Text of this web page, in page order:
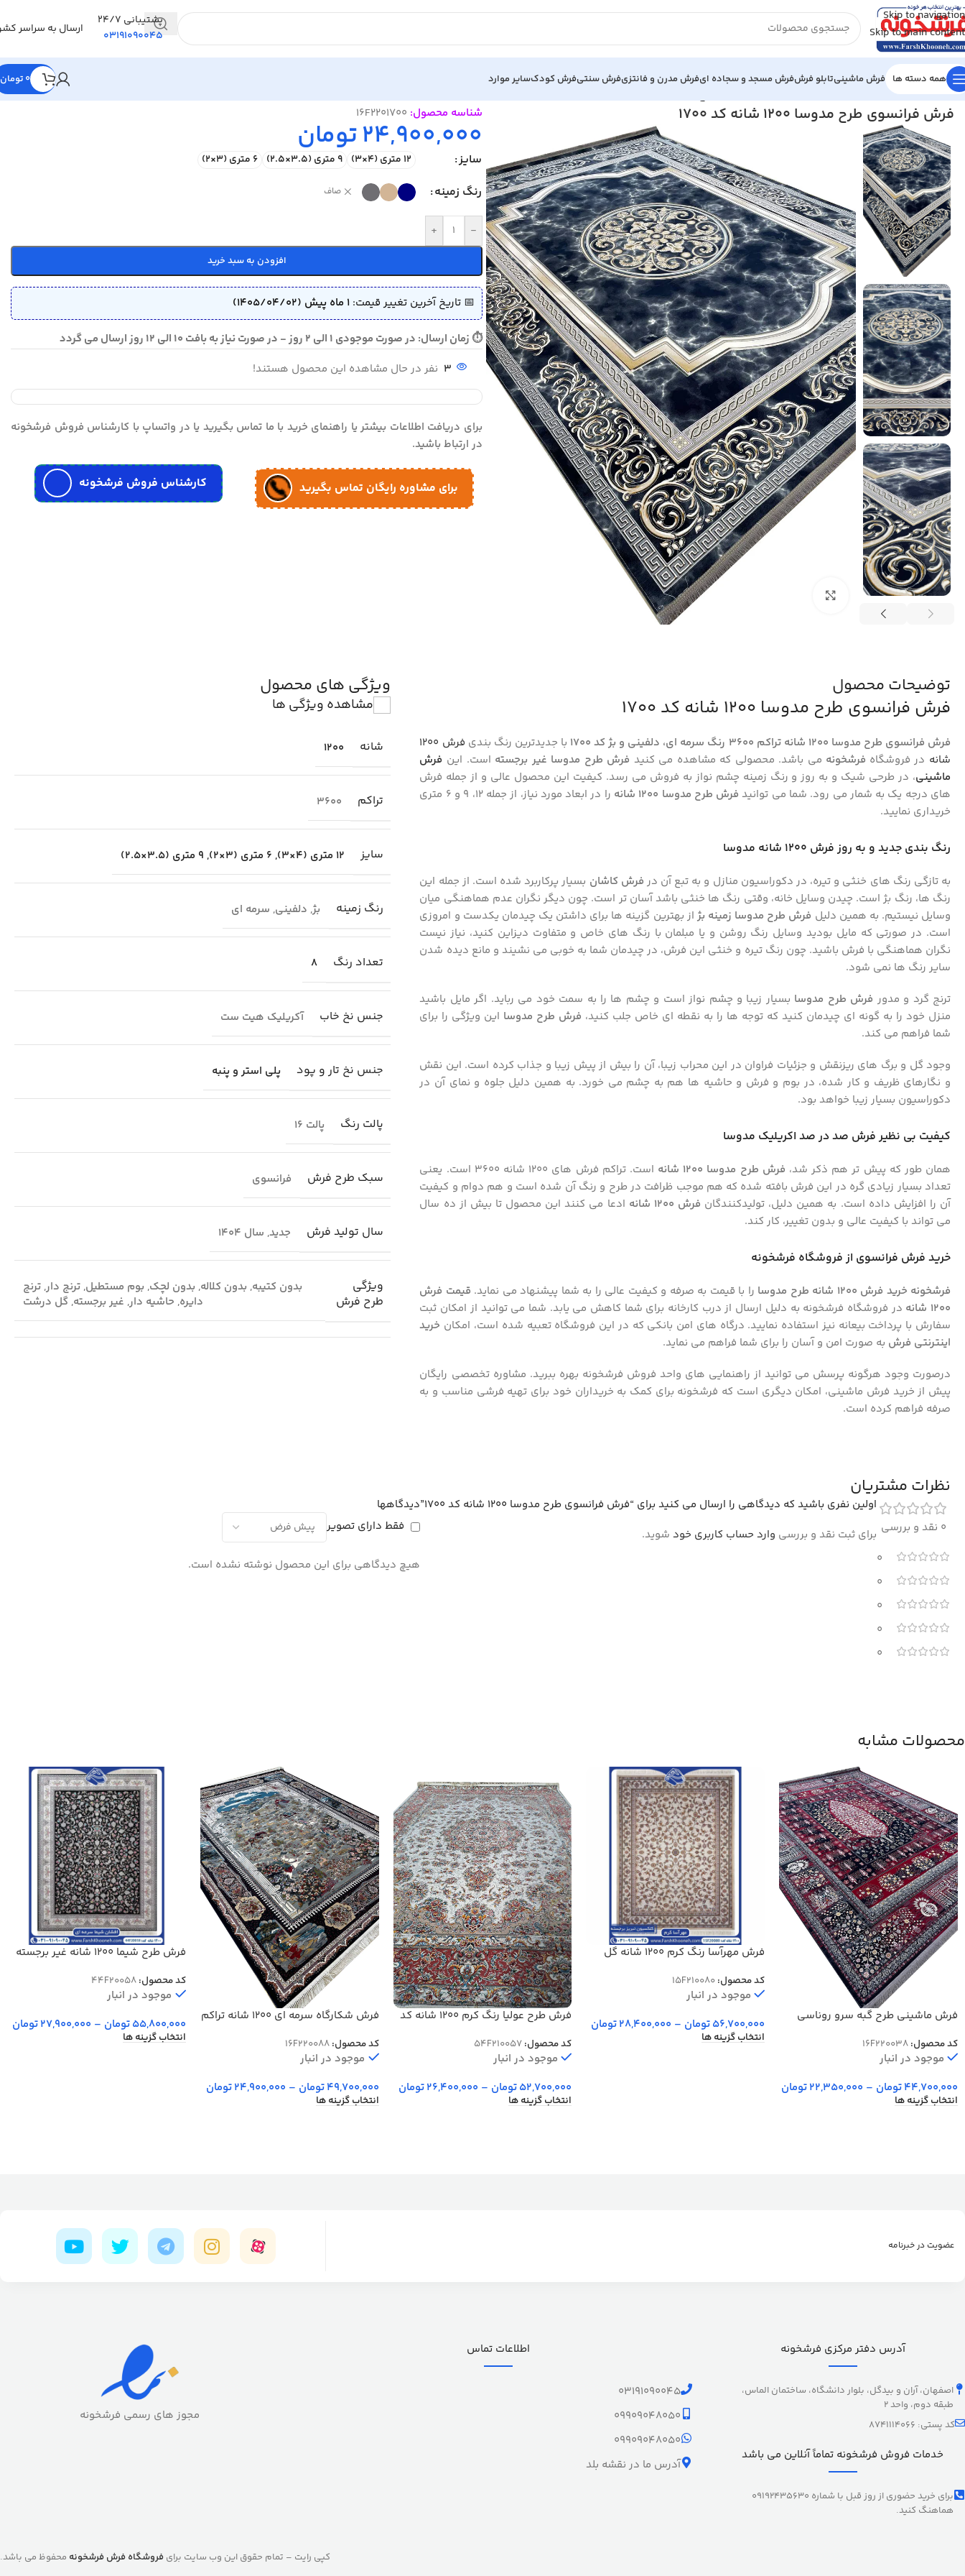
Skip to navigation
Skip to main content
پشتیبانی 24/7
03191090045
ارسال به سراسر
همه دسته ها فرش ماشینیتابلو فرشفرش مسجد و سجاده ایفرش مدرن و فانتزیفرش سنتیفرش کودکسایر موارد 0 تومان
خانه/فرش ماشینی
فرش فرانسوی طرح مدوسا 1200 شانه کد 1700 شناسه محصول: 16F2201700
24,900,000تومان
سایز 12 متری (4×3) 9 متری (3.5×2.5) 6 متری (3×2)
رنگ زمینه صاف
-
+
افزودن به سبد خرید
📅 تاریخ آخرین تغییر قیمت: 1 ماه پیش (1405/04/02)
⏱ زمان ارسال: در صورت موجودی 1 الی 2 روز - در صورت نیاز به بافت 10 الی 12 روز ارسال می گردد
3 نفر در حال مشاهده این محصول هستند!
برای دریافت اطلاعات بیشتر یا راهنمای خرید با ما تماس بگیرید یا در واتساپ با کارشناس فروش فرشخونه
در ارتباط باشید.
برای مشاوره رایگان تماس بگیرید کارشناس فروش فرشخونه
توضیحات محصول
فرش فرانسوی طرح مدوسا 1200 شانه کد 1700
فرش فرانسوی طرح مدوسا 1200 شانه تراکم 3600 رنگ سرمه ای، دلفینی و بژ کد 1700 با جدیدترین رنگ بندی
فرش 1200
شانه در فروشگاه فرشخونه می باشد. محصولی که مشاهده می کنید فرش طرح مدوسا غیر برجسته است. این فرش
ماشینی، در طرحی شیک و به روز و رنگ زمینه چشم نواز به فروش می رسد. کیفیت این محصول عالی و از جمله فرش
های درجه یک به شمار می رود. شما می توانید فرش طرح مدوسا 1200 شانه
را در ابعاد مورد نیاز، از جمله 12، 9 و 6 متری
خریداری نمایید.
رنگ بندی جدید و به روز فرش 1200 شانه مدوسا
به تازگی رنگ های خنثی و تیره، در دکوراسیون منازل و به تبع آن در فرش کاشان بسیار پرکاربرد شده است. از جمله این
رنگ ها، رنگ بژ است. چیدن وسایل خانه، وقتی رنگ ها خنثی باشد آسان تر است. چون دیگر نگران عدم هماهنگی میان
وسایل نیستیم. به همین دلیل فرش طرح مدوسا زمینه بژ از بهترین گزینه ها برای داشتن یک چیدمان یکدست و امروزی
است. در صورتی که مایل بودید وسایل رنگ روشن و یا مبلمان با رنگ های خاص و متفاوت دیزاین کنید، نیاز نیست
نگران هماهنگی با فرش باشید. چون رنگ تیره و خنثی این فرش، در چیدمان شما به خوبی می نشیند و مانع دیده شدن
سایر رنگ ها نمی شود.
ترنج گرد و مدور فرش طرح مدوسا بسیار زیبا و چشم نواز است و چشم ها را به سمت خود می رباید. اگر مایل باشید
منزل خود را به گونه ای چیدمان کنید که توجه ها را به نقطه ای خاص جلب کنید، فرش طرح مدوسا این ویژگی را برای
شما فراهم می کند.
وجود گل و برگ های ریزنقش و جزئیات فراوان در این محراب زیبا، آن را بیش از پیش زیبا و جذاب کرده است. این نقش
و نگارهای ظریف و کار شده، در بوم و فرش و حاشیه ها هم به چشم می خورد. به همین دلیل جلوه و نمای آن در
دکوراسیون بسیار زیبا خواهد بود.
کیفیت بی نظیر فرش صد در صد اکریلیک مدوسا
همان طور که پیش تر هم ذکر شد، فرش طرح مدوسا 1200 شانه
است. تراکم فرش های 1200 شانه 3600 است. یعنی
تعداد بسیار زیادی گره در این فرش بافته شده که هم موجب ظرافت در طرح و رنگ آن شده است و هم دوام و کیفیت
آن را افزایش داده است. به همین دلیل، تولیدکنندگان فرش 1200 شانه
ادعا می کنند این محصول تا بیش از ده سال
می تواند با کیفیت عالی و بدون تغییر، کار کند.
خرید فرش فرانسوی از فروشگاه فرشخونه
فرشخونه خرید فرش 1200 شانه طرح مدوسا را با قیمت به صرفه و کیفیت عالی را به شما پیشنهاد می نماید. قیمت فرش
1200 شانه
در فروشگاه فرشخونه به دلیل ارسال از درب کارخانه برای شما کاهش می یابد. شما می توانید از امکان ثبت
سفارش با پرداخت بیعانه نیز استفاده نمایید. درگاه های امن بانکی که در این فروشگاه تعبیه شده است، امکان خرید
اینترنتی فرش به صورت امن و آسان را برای شما فراهم می نماید.
درصورت وجود هرگونه پرسش می توانید از راهنمایی های واحد فروش فرشخونه بهره ببرید. مشاوره تخصصی رایگان
پیش از خرید فرش ماشینی، امکان دیگری است که فرشخونه برای کمک به خریداران خود برای تهیه فرشی مناسب و به
صرفه فراهم کرده است.
ویژگی های محصول
مشاهده ویژگی ها
شانه 1200
تراکم 3600
سایز 12 متری (4×3) , 6 متری (3×2) , 9 متری (3.5×2.5)
رنگ زمینه بژ, دلفینی, سرمه ای
تعداد رنگ 8
جنس نخ خاب آکریلیک هیت ست
جنس نخ تار و پود پلی استر و پنبه
پالت رنگ پالت 16
سبک طرح فرش فرانسوی
سال تولید فرش جدید, سال 1404
ویژگی
طرح فرش
بدون کتیبه, بدون کلاله, بدون لچک, بوم مستطیل, ترنج دار, ترنج
دایره, حاشیه دار, غیر برجسته, گل درشت
نظرات مشتریان
0 نقد و بررسی
0
0
0
0
0
دیدگاهها
فقط دارای تصویر
هیچ دیدگاهی برای این محصول نوشته نشده است.
اولین نفری باشید که دیدگاهی را ارسال می کنید برای “فرش فرانسوی طرح مدوسا 1200 شانه کد 1700”
برای ثبت نقد و بررسی وارد حساب کاربری خود شوید.
محصولات مشابه
فرش ماشینی طرح گبه سرو روناسی
کد محصول:16F220038
موجود در انبار
44,700,000تومان –
22,350,000تومان
انتخاب گزینه ها
فرش مهرآسا رنگ کرم 1200 شانه گل
کد محصول:15F210080
موجود در انبار
56,700,000تومان –
28,400,000تومان
انتخاب گزینه ها
فرش طرح عولیا رنگ کرم 1200 شانه کد
کد محصول:54F210057
موجود در انبار
52,700,000تومان –
26,400,000تومان
انتخاب گزینه ها
فرش شکارگاه سرمه ای 1200 شانه تراکم
کد محصول:16F220088
موجود در انبار
49,700,000تومان –
24,900,000تومان
انتخاب گزینه ها
فرش طرح شیما 1200 شانه غیر برجسته
کد محصول:44F20058
موجود در انبار
55,800,000تومان –
27,900,000تومان
انتخاب گزینه ها
عضویت در خبرنامه
آدرس دفتر مرکزی فرشخونه
اصفهان، آران و بیدگل، بلوار دانشگاه، ساختمان الماس،
طبقه دوم، واحد 2
کد پستی: 8741114066
خدمات فروش فرشخونه تماماً آنلاین می باشد
برای خرید حضوری از روز قبل با شماره 09192435630
هماهنگ کنید.
اطلاعات تماس
03191090045
09909048050
09909048050
آدرس ما در نقشه بلد
مجوز های رسمی فرشخونه
کپی رایت – تمام حقوق این وب سایت برای فروشگاه فرش فرشخونه محفوظ می باشد.